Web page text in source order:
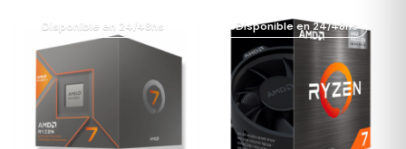
Disponible en 24/48hs Disponible en 24/48hs